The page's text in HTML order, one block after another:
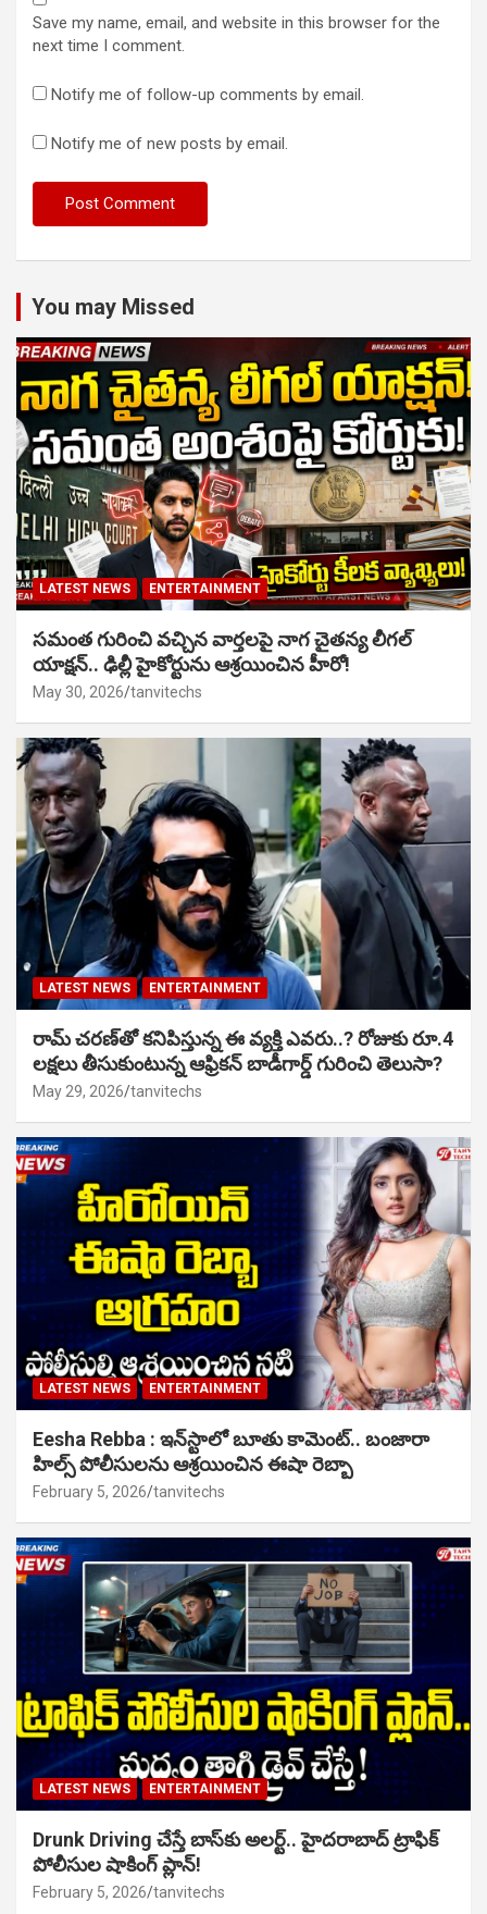
Save my name, email, and website in this browser for the
next time I comment.
Notify me of follow-up comments by email.
Notify me of new posts by email.
You may Missed
LATEST NEWS ENTERTAINMENT
సమంత గురించి వచ్చిన వార్తలపై నాగ చైతన్య లీగల్
యాక్షన్.. ఢిల్లీ హైకోర్టును ఆశ్రయించిన హీరో!
May 30, 2026 tanvitechs
LATEST NEWS ENTERTAINMENT
రామ్ చరణ్‌తో కనిపిస్తున్న ఈ వ్యక్తి ఎవరు..? రోజుకు రూ.4
లక్షలు తీసుకుంటున్న ఆఫ్రికన్ బాడీగార్డ్ గురించి తెలుసా?
May 29, 2026 tanvitechs
LATEST NEWS ENTERTAINMENT
Eesha Rebba : ఇన్‌స్టాలో బూతు కామెంట్.. బంజారా
హిల్స్ పోలీసులను ఆశ్రయించిన ఈషా రెబ్బా
February 5, 2026 tanvitechs
LATEST NEWS ENTERTAINMENT
Drunk Driving చేస్తే బాస్‌కు అలర్ట్.. హైదరాబాద్ ట్రాఫిక్
పోలీసుల షాకింగ్ ప్లాన్!
February 5, 2026 tanvitechs